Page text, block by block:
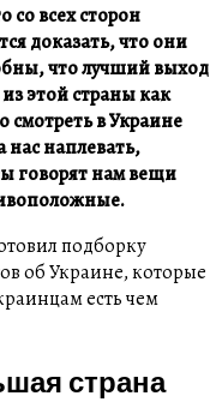
со всех сторон
доказать, что они
что лучший выход
этой страны как
смотреть в Украине
нас наплевать,
говорят нам вещи
подборку
об Украине, которые
есть чем
страна